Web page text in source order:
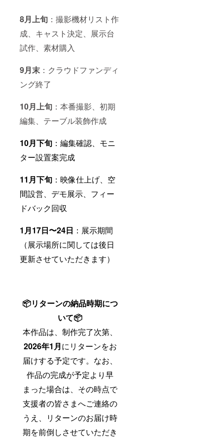
8月上旬 ：撮影機材リスト作
成、キャスト決定、展示台
試作、素材購入
9月末 ：クラウドファンディ
ング終了
10月上旬 ：本番撮影、初期
編集、テーブル装飾作成
10月下旬 ：編集確認、モニ
ター設置案完成
11月下旬 ：映像仕上げ、空
間設営、デモ展示、フィー
ドバック回収
1月17日〜24日 ：展示期間
（展示場所に関しては後日
更新させていただきます）
📦リターンの納品時期につ
いて📦
本作品は、制作完了次第、
2026年1月にリターンをお
届けする予定です。なお、
作品の完成が予定より早
まった場合は、その時点で
支援者の皆さまへご連絡の
うえ、リターンのお届け時
期を前倒しさせていただき